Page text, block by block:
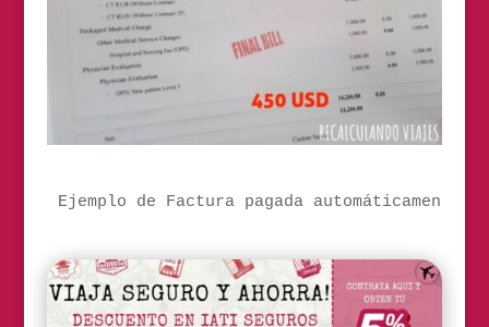
Ejemplo de Factura pagada automáticamente